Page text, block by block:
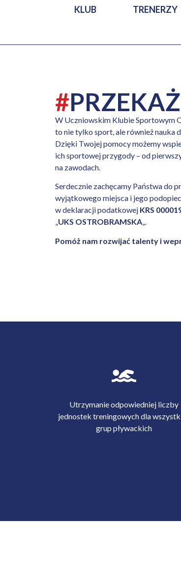
KLUB TRENERZY
#
W Uczniowskim Klubie Sportowym
to nie tylko sport, ale również nauka
Dzięki Twojej pomocy możemy
ich sportowej przygody – od
na zawodach.
Serdecznie zachęcamy Państwa do
wyjątkowego miejsca i jego
w deklaracji podatkowej KRS
„UKS OSTROBRAMSKA„.
Pomóż nam rozwijać talenty i
Utrzymanie odpowiedniej liczby
jednostek treningowych dla
grup pływackich